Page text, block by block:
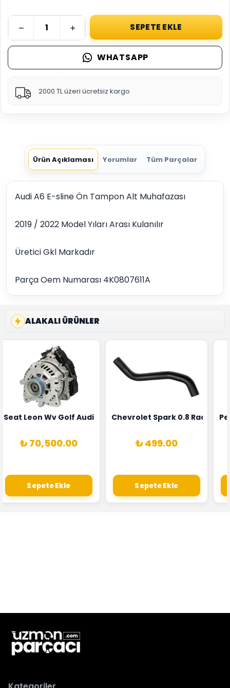
SEPETE EKLE
WHATSAPP
2000 TL üzeri ücretsiz kargo
Ürün Açıklaması Yorumlar Tüm Parçalar
Audi A6 E-sline Ön Tampon Alt Muhafazası
2019 / 2022 Model Yıları Arası Kulanılır
Üretici Gkl Markadır
Parça Oem Numarası 4K0807611A
ALAKALI ÜRÜNLER
Sensörü Bosch Marka 1628HN-0258010081
Seat Leon Wv Golf Audi A3 Şarj Alternatörü Valeo Marka
₺ 70,500.00
Sepete Ekle
Chevrolet Spark 0.8 Radyatör
₺ 499.00
Sepete Ekle